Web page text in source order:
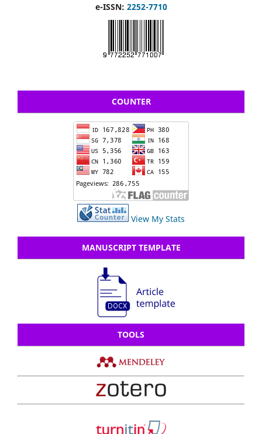
e-ISSN: 2252-7710
COUNTER
View My Stats
MANUSCRIPT TEMPLATE
TOOLS